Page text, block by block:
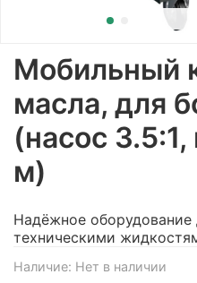
Наличие: Нет в наличии
Мобильный
масла, для
(насос 3.5:1,
м)
Надёжное оборудование
техническими